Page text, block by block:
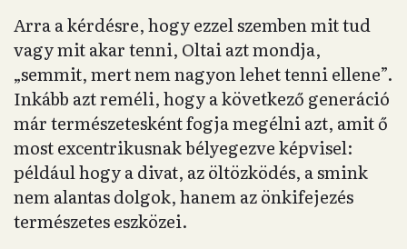
Excentrikus stílusával, tetoválásaival,
szabadszájúságával és tabudöntögető
megnyilvánulásaival egyfajta szimbólum, „az
ellenzéki feminista” szerepében tűnik fel a
közéletben, ami egy másik, meglehetősen
ambivalens következménnyel is jár: a
bulvármédia az ő és a társa minden lépéséről
beszámol, így a terhességéről és a kislánya
születéséről is cikkeztek, sokszor a
magánélethez való jog határait is feszegetve.